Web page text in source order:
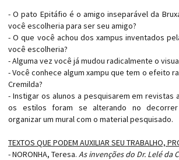
- O pato Epitáfio é o amigo inseparável da
você escolheria para ser seu amigo?
- O que você achou dos xampus inventados
você escolheria?
- Alguma vez você já mudou radicalmente o
- Você conhece algum xampu que tem o efeito
Cremilda?
- Instigar os alunos a pesquisarem em revistas
os estilos foram se alterando no
organizar um mural com o material pesquisado.
TEXTOS QUE PODEM AUXILIAR SEU TRABALHO,
- NORONHA, Teresa. As invenções do Dr. Lelé da